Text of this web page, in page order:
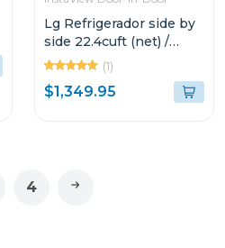
Lg Refrigerador side by
side 22.4cuft (net) /
24cuft (gross) thinq
instaview inverter vs25
(1)
$1,349.95
4